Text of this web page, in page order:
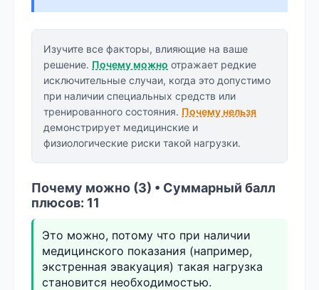
Изучите все факторы, влияющие на ваше
решение. Почему можно отражает редкие
исключительные случаи, когда это допустимо
при наличии специальных средств или
тренированного состояния. Почему нельзя
демонстрирует медицинские и
физиологические риски такой нагрузки.
Почему можно (3) • Суммарный балл
плюсов: 11
Это можно, потому что при наличии
медицинского показания (например,
экстренная эвакуация) такая нагрузка
становится необходимостью.